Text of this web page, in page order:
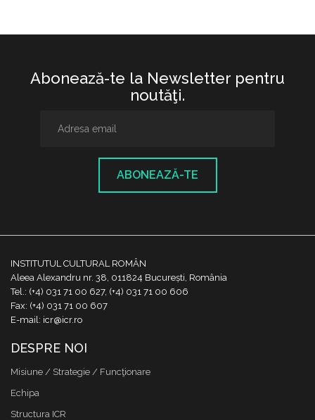
Abonează-te la Newsletter pentru
noutăţi.
ABONEAZĂ-TE
INSTITUTUL CULTURAL ROMÂN
Aleea Alexandru nr. 38, 011824 București, România
Tel.: (+4) 031 71 00 627, (+4) 031 71 00 606
Fax: (+4) 031 71 00 607
E-mail: icr@icr.ro
DESPRE NOI
Misiune / Strategie / Funcţionare
Echipa
Structura ICR